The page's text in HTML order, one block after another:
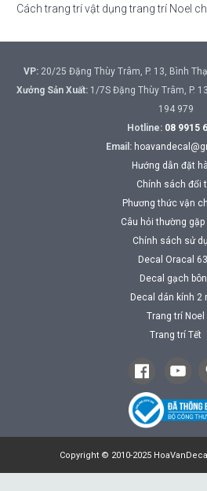
Cách trang trí vật dụng trang trí Noel
VP:20/25 Đặng Thùy Trâm, P. 13, Bình
Xưởng Sản Xuất: 1/7S Đặng Thùy Trâm, P.
194 979
Hotline: 08 9915
Email:
Hướng dẫn đặt
Chính sách đổi
Phương thức vận
Câu hỏi thường gặp
Chính sách sử
Decal Oracal
Decal gạch
Decal dán kính 2
Trang trí Noel
Trang trí Tết
Copyright © 2010-2025